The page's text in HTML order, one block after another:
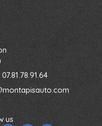
07.81.78.91.64
us